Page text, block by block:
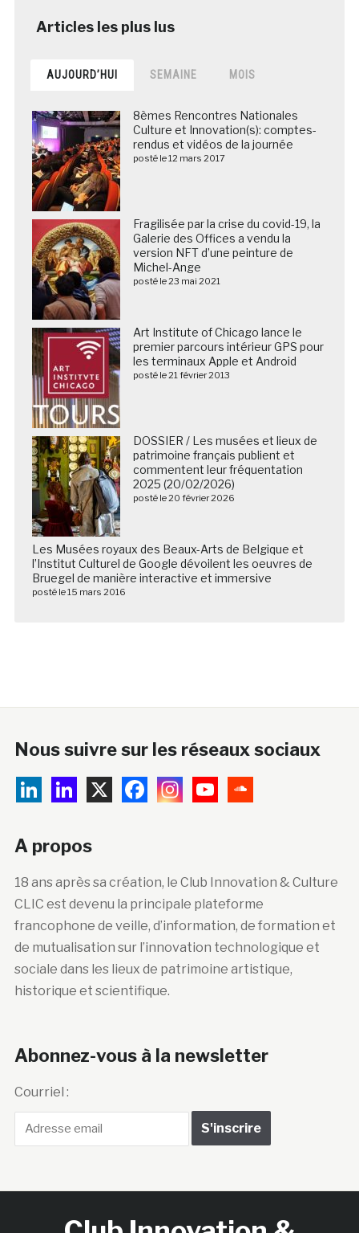
AUJOURD’HUI SEMAINE MOIS
8èmes Rencontres Nationales
Culture et Innovation(s): comptes-
rendus et vidéos de la journée
posté le 12 mars 2017
Fragilisée par la crise du covid-19, la
Galerie des Offices a vendu la
version NFT d’une peinture de
Michel-Ange
posté le 23 mai 2021
Art Institute of Chicago lance le
premier parcours intérieur GPS pour
les terminaux Apple et Android
posté le 21 février 2013
DOSSIER / Les musées et lieux de
patrimoine français publient et
commentent leur fréquentation
2025 (20/02/2026)
posté le 20 février 2026
Les Musées royaux des Beaux-Arts de Belgique et
l’Institut Culturel de Google dévoilent les oeuvres de
Bruegel de manière interactive et immersive
posté le 15 mars 2016
Nous suivre sur les réseaux sociaux
A propos
18 ans après sa création, le Club Innovation & Culture
CLIC est devenu la principale plateforme
francophone de veille, d’information, de formation et
de mutualisation sur l’innovation technologique et
sociale dans les lieux de patrimoine artistique,
historique et scientifique.
Abonnez-vous à la newsletter
Courriel :